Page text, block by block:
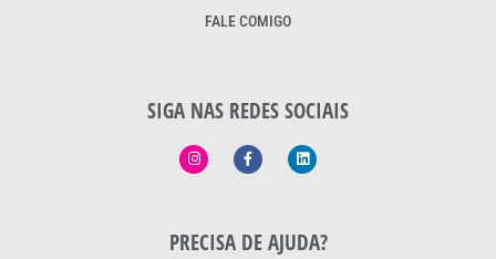
FALE COMIGO
SIGA NAS REDES SOCIAIS
PRECISA DE AJUDA?